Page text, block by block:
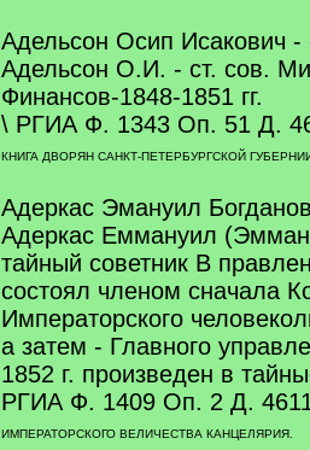
Адельсон Осип Исакович -
Адельсон О.И. - ст. сов.
Финансов-1848-1851 гг.
\ РГИА Ф. 1343 Оп. 51 Д.
КНИГА ДВОРЯН САНКТ-ПЕТЕРБУРГСКОЙ
Адеркас Эмануил
Адеркас Еммануил
тайный советник В
состоял членом сначала
Императорского
а затем - Главного
1852 г. произведен в
РГИА Ф. 1409 Оп. 2 Д.
ИМПЕРАТОРСКОГО ВЕЛИЧЕСТВА КАНЦЕЛЯРИЯ.